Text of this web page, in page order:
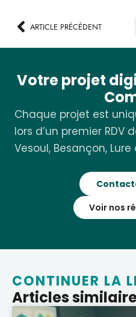
ARTICLE PRÉCÉDENT
Votre projet
Chaque projet est
lors d’un premier
Vesoul, Besançon, Lure
Voir nos
CONTINUER LA
Articles